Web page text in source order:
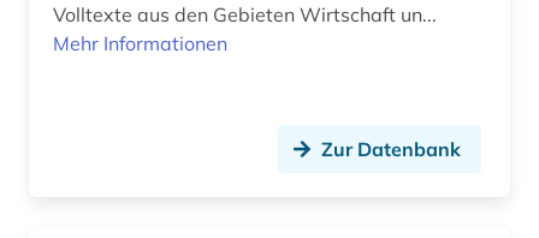
Volltexte aus den Gebieten Wirtschaft un...
Mehr Informationen
Zur Datenbank